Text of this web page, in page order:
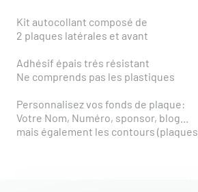
Kit autocollant composé de
2 plaques latérales et avant
Adhésif épais trés résistant
Ne comprends pas les plastiques
Personnalisez vos fonds de plaque:
Votre Nom, Numéro, sponsor, blog...
mais également les contours